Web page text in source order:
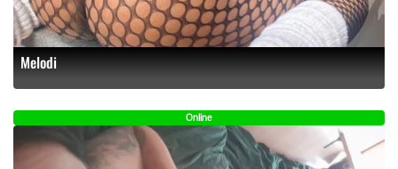
Melodi
Online